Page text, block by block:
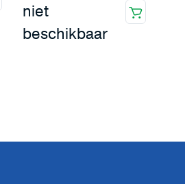
niet
beschikbaar